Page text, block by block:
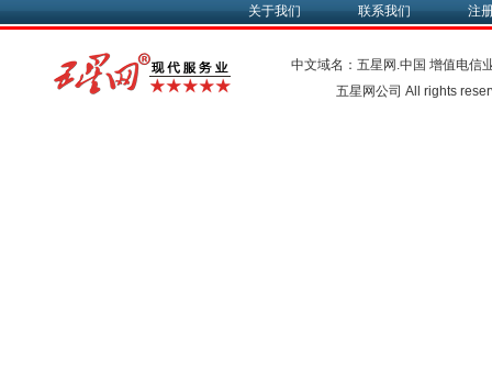
关于我们 联系我们 注
中文域名：五星网.中国 增值电信
五星网公司 All rights